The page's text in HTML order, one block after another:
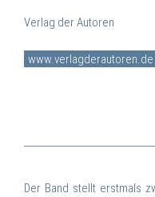
Verlag der Autoren
www.verlagderautoren.de
Der Band stellt erstmals